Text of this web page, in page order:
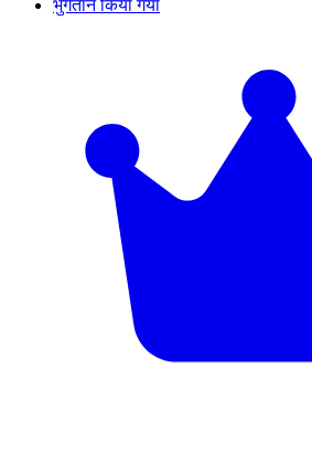
भुगतान किया गया